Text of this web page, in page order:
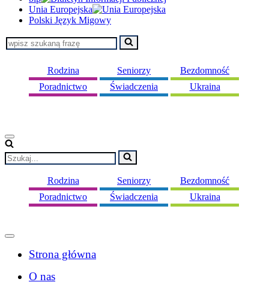
Unia Europejska
Polski Język Migowy
Szukaj...
Rodzina Seniorzy
Bezdomność
Poradnictwo
Świadczenia Ukraina
Menu
nawigacji
Szukaj...
Rodzina Seniorzy
Bezdomność
Poradnictwo
Świadczenia Ukraina
Menu
nawigacjiStrona główna
O nas